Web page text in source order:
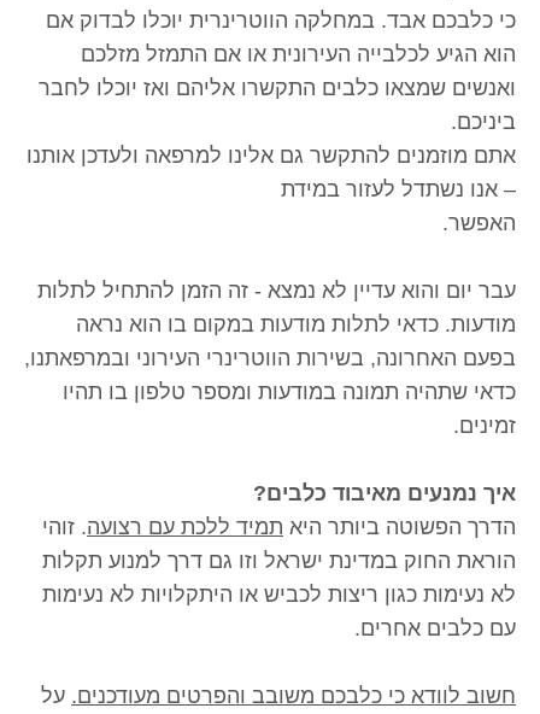
כי כלבכם אבד. במחלקה הווטרינרית יוכלו לבדוק אם
הוא הגיע לכלבייה העירונית או אם התמזל מזלכם
ואנשים שמצאו כלבים התקשרו אליהם ואז יוכלו לחבר
ביניכם.
אתם מוזמנים להתקשר גם אלינו למרפאה ולעדכן אותנו
– אנו נשתדל לעזור במידת
האפשר.
עבר יום והוא עדיין לא נמצא - זה הזמן להתחיל לתלות
מודעות. כדאי לתלות מודעות במקום בו הוא נראה
בפעם האחרונה, בשירות הווטרינרי העירוני ובמרפאתנו,
כדאי שתהיה תמונה במודעות ומספר טלפון בו תהיו
זמינים.
איך נמנעים מאיבוד כלבים?
הדרך הפשוטה ביותר היא תמיד ללכת עם רצועה. זוהי
הוראת החוק במדינת ישראל וזו גם דרך למנוע תקלות
לא נעימות כגון ריצות לכביש או היתקלויות לא נעימות
עם כלבים אחרים.
חשוב לוודא כי כלבכם משובב והפרטים מעודכנים. על